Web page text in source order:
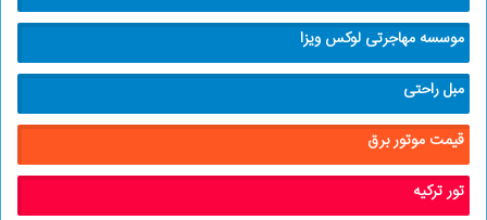
موسسه مهاجرتی لوکس ویزا
مبل راحتی
قیمت موتور برق
تور ترکیه